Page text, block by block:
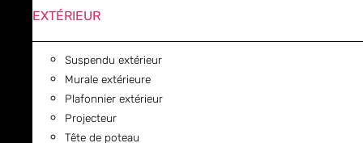
EXTÉRIEUR
Suspendu extérieur
Murale extérieure
Plafonnier extérieur
Projecteur
Tête de poteau